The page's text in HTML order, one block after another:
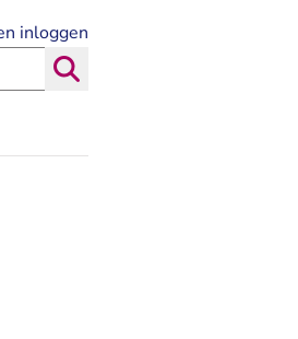
inloggen